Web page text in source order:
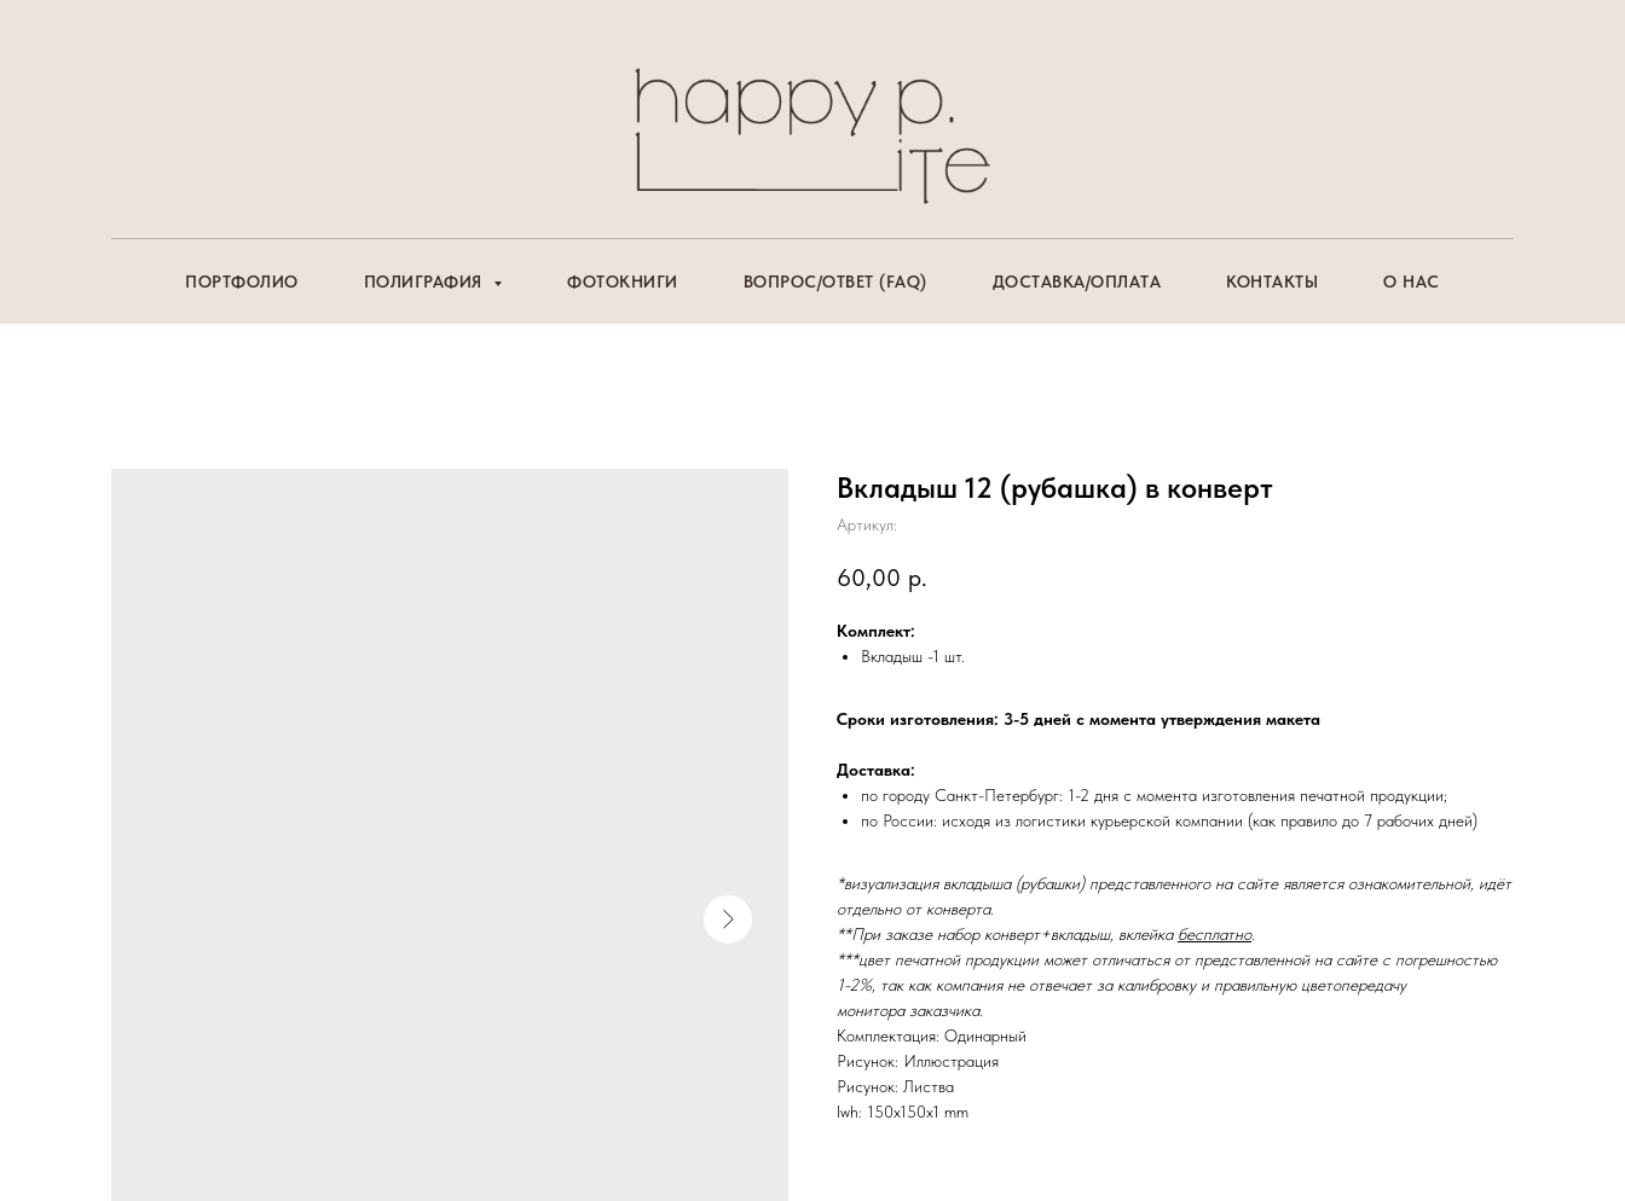
ПОРТФОЛИО ПОЛИГРАФИЯ ФОТОКНИГИ ВОПРОС/ОТВЕТ (FAQ) ДОСТАВКА/ОПЛАТА КОНТАКТЫ О НАС
Вкладыш 12 (рубашка) в конверт
Артикул:
60,00 р.
Комплект:
Вкладыш -1 шт.
Сроки изготовления: 3-5 дней с момента утверждения макета
Доставка:
по городу Санкт-Петербург: 1-2 дня с момента изготовления печатной продукции;
по России: исходя из логистики курьерской компании (как правило до 7 рабочих дней)
*визуализация вкладыша (рубашки) представленного на сайте является ознакомительной, идёт
отдельно от конверта.
**При заказе набор конверт+вкладыш, вклейка бесплатно.
***цвет печатной продукции может отличаться от представленной на сайте с погрешностью
1-2%, так как компания не отвечает за калибровку и правильную цветопередачу
монитора заказчика.
Комплектация: Одинарный
Рисунок: Иллюстрация
Рисунок: Листва
lwh: 150x150x1 mm